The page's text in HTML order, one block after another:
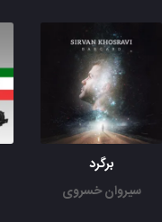
برگرد
سیروان خسروی